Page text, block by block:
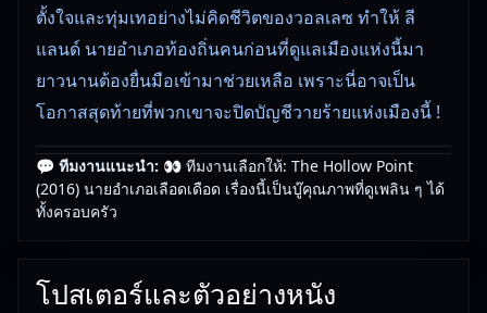
ตั้งใจและทุ่มเทอย่างไม่คิดชีวิตของวอลเลซ ทำให้ ลี
แลนด์ นายอำเภอท้องถิ่นคนก่อนที่ดูแลเมืองแห่งนี้มา
ยาวนานต้องยื่นมือเข้ามาช่วยเหลือ เพราะนี่อาจเป็น
โอกาสสุดท้ายที่พวกเขาจะปิดบัญชีวายร้ายแห่งเมืองนี้ !
🎥 อัปเดตโดยทีมงาน Free Movie 24— ตรวจสอบล่าสุด:
29/05/2026 |เกี่ยวกับเรา
💬 ทีมงานแนะนำ: 👀 ทีมงานเลือกให้: The Hollow Point
(2016) นายอำเภอเลือดเดือด เรื่องนี้เป็นบู๊คุณภาพที่ดูเพลิน ๆ ได้
ทั้งครอบครัว
โปสเตอร์และตัวอย่างหนัง